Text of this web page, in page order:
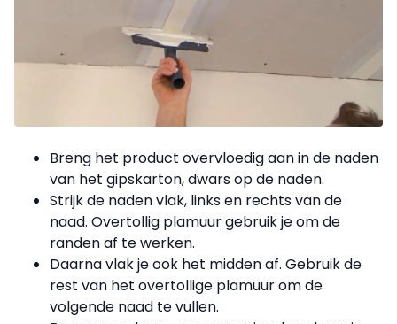
Breng het product overvloedig aan in de naden
van het gipskarton, dwars op de naden.
Strijk de naden vlak, links en rechts van de
naad. Overtollig plamuur gebruik je om de
randen af te werken.
Daarna vlak je ook het midden af. Gebruik de
rest van het overtollige plamuur om de
volgende naad te vullen.